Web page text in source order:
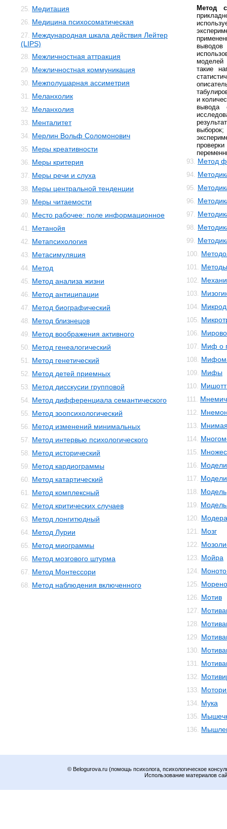
25. Медитация
26. Медицина психосоматическая
27. Международная шкала действия Лейтер
(LIPS)
28. Межличностная аттракция
29. Межличностная коммуникация
30. Межполушарная ассиметрия
31. Меланхолик
32. Меланхолия
33. Менталитет
34. Мерлин Вольф Соломонович
35. Меры креативности
36. Меры критерия
37. Меры речи и слуха
38. Меры центральной тенденции
39. Меры читаемости
40. Место рабочее: поле информационное
41. Метанойя
42. Метапсихология
43. Метасимуляция
44. Метод
45. Метод анализа жизни
46. Метод антиципации
47. Метод биографический
48. Метод близнецов
49. Метод воображения активного
50. Метод генеалогический
51. Метод генетический
52. Метод детей приемных
53. Метод дисскусии групповой
54. Метод дифференциала семантического
55. Метод зоопсихологический
56. Метод изменений минимальных
57. Метод интервью психологического
58. Метод исторический
59. Метод кардиограммы
60. Метод катартический
61. Метод комплексный
62. Метод критических случаев
63. Метод лонгитюдный
64. Метод Лурии
65. Метод миограммы
66. Метод мозгового штурма
67. Метод Монтессори
68. Метод наблюдения включенного
Метод
такие
и
вывода
93. Метод
94.
95.
96.
97.
98.
99.
100.
101. Методы
102.
103.
104.
105.
106.
107. Миф о
108.
109. Мифы
110.
111.
112.
113.
114.
115.
116.
117.
118. Модель
119. Модель
120.
121. Мозг
122.
123. Мойра
124.
125.
126. Мотив
127.
128.
129.
130.
131.
132.
133.
134. Мука
135.
136.
© Belogurova.ru (помощь психолога, психологическое
Использование материалов